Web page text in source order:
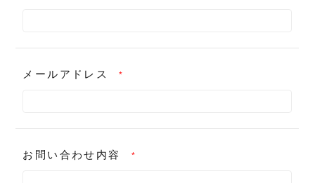
メールアドレス *
お問い合わせ内容 *